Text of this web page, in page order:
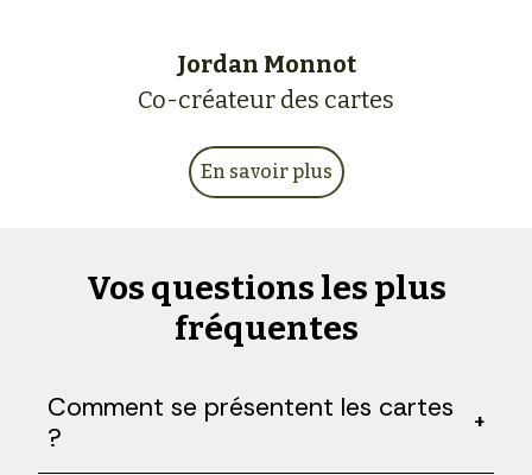
Jordan Monnot
Co-créateur des cartes
En savoir plus
Vos questions les plus
fréquentes
Comment se présentent les cartes
?
+